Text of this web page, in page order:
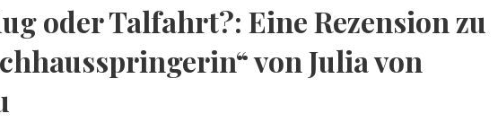
oder Talfahrt?: Eine Rezension zu
von Julia von